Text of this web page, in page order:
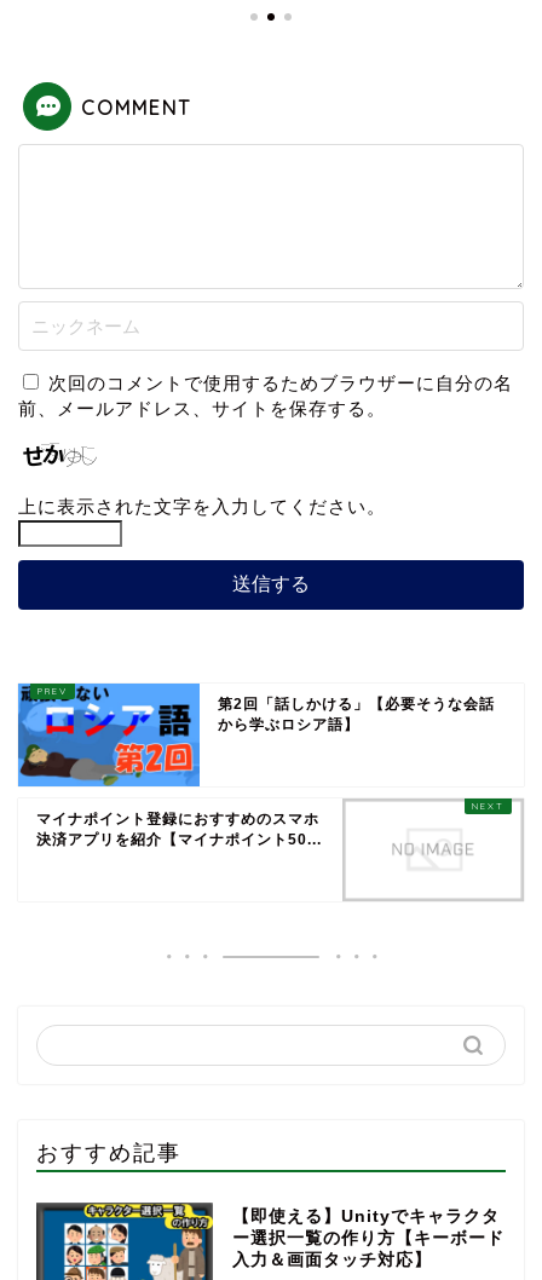
COMMENT
次回のコメントで使用するためブラウザーに自分の名
前、メールアドレス、サイトを保存する。
上に表示された文字を入力してください。
第2回「話しかける」【必要そうな会話
から学ぶロシア語】
マイナポイント登録におすすめのスマホ
決済アプリを紹介【マイナポイント50...
おすすめ記事
【即使える】Unityでキャラクタ
ー選択一覧の作り方【キーボード
入力＆画面タッチ対応】